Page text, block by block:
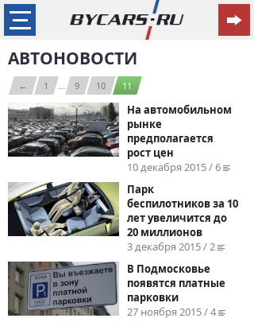
АВТОНОВОСТИ
← 1 ... 9 10 11
На автомобильном
рынке
предполагается
рост цен
10 декабря 2015 / 6
Парк
беспилотников за 10
лет увеличится до
20 миллионов
3 декабря 2015 / 2
В Подмосковье
появятся платные
парковки
27 ноября 2015 / 4